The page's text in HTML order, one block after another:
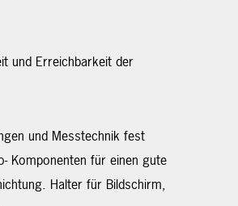
und Erreichbarkeit der
und Messtechnik fest
Komponenten für einen gute
Halter für Bildschirm,